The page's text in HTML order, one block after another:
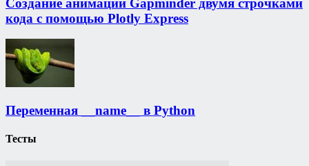
кода с помощью Plotly Express
Переменная __name__ в Python
Тесты